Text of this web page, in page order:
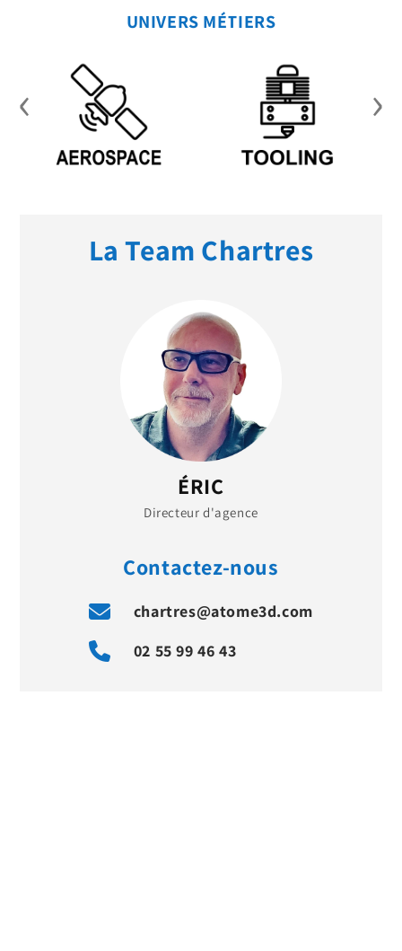
UNIVERS MÉTIERS
‹ ›
La Team Chartres
ÉRIC
Directeur d'agence
Contactez-nous
chartres@atome3d.com
02 55 99 46 43